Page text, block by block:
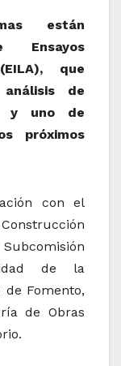
están
que
de
y uno de
próximos
con el
Subcomisión
de la
de Fomento,
de Obras